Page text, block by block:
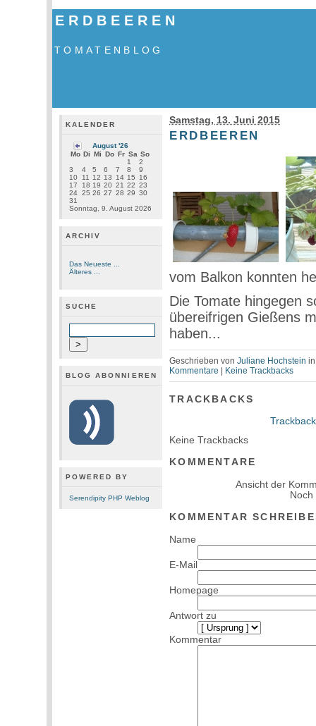
ERDBEEREN
TOMATENBLOG
KALENDER
August '26
Mo Di Mi Do Fr Sa So
Sonntag, 9. August 2026
1
2
3
4 5 6 7 8
9
10 11 12 13 14 15 16
17
18 19 20 21 22 23
24 25 26 27 28 29 30
31
ARCHIV
Das Neueste ...
Älteres ...
SUCHE
BLOG ABONNIEREN
POWERED BY
Serendipity PHP Weblog
Samstag, 13. Juni 2015
ERDBEEREN
vom Balkon konnten
Die Tomate hingegen
übereifrigen Gießens
haben...
Geschrieben vonJuliane Hochstein
Kommentare
Keine Trackbacks
TRACKBACKS
Keine Trackbacks
KOMMENTARE
Ansicht der
KOMMENTAR
Name
E-Mail
Homepage
Antwort zu
Kommentar